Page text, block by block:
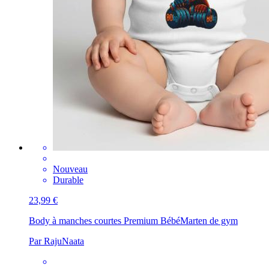
Nouveau
Durable
23,99 €
Body à manches courtes Premium BébéMarten de gym
Par RajuNaata